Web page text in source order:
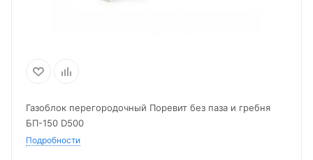
Газоблок перегородочный Поревит без паза и гребня
БП-150 D500
Подробности